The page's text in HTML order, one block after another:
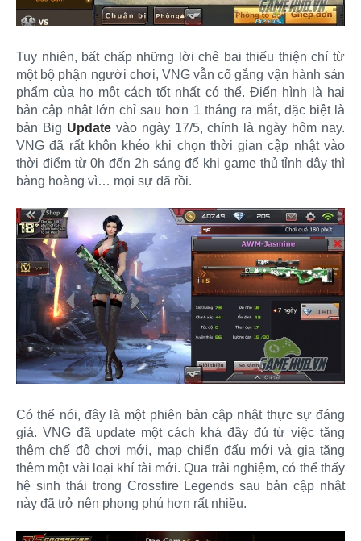
Tuy nhiên, bất chấp những lời chê bai thiếu thiện chí từ
một bộ phận người chơi, VNG vẫn cố gắng vận hành sản
phẩm của họ một cách tốt nhất có thể. Điển hình là hai
bản cập nhật lớn chỉ sau hơn 1 tháng ra mắt, đặc biệt là
bản Big Updatevào ngày 17/5, chính là ngày hôm nay.
VNG đã rất khôn khéo khi chọn thời gian cập nhật vào
thời điểm từ 0h đến 2h sáng để khi game thủ tỉnh dậy thì
bàng hoàng vì… mọi sự đã rồi.
Có thể nói, đây là một phiên bản cập nhật thực sự đáng
giá. VNG đã update một cách khá đầy đủ từ việc tăng
thêm chế độ chơi mới, map chiến đấu mới và gia tăng
thêm một vài loại khí tài mới. Qua trải nghiệm, có thể thấy
hệ sinh thái trong Crossfire Legends sau bản cập nhật
này đã trở nên phong phú hơn rất nhiều.